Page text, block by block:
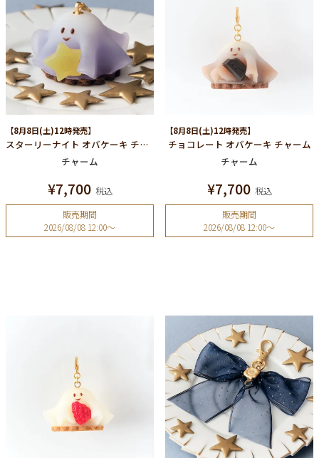
【8月8日(土)12時発売】
スターリーナイト オバケーキ チャーム
チャーム
¥7,700 税込
販売期間
2026/08/08 12:00〜
【8月8日(土)12時発売】
チョコレート オバケーキ チャーム
チャーム
¥7,700 税込
販売期間
2026/08/08 12:00〜